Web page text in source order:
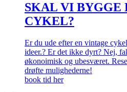
SKAL VI BYGGE
CYKEL?
Er du ude efter en vintage
ideer.? Er det ikke dyrt? Nej,
økonoimisk og ubesværet.
drøfte mulighederne!
book tid her